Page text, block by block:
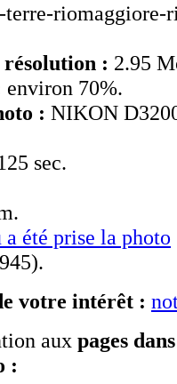
terre-riomaggiore-
: 2.95
environ 70%.
: NIKON
sec.
été prise la photo
votre intérêt :
aux pages
: